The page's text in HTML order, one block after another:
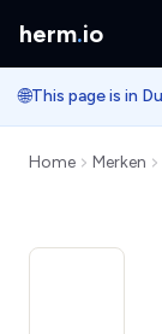
herm.io
🌐
Home Merken